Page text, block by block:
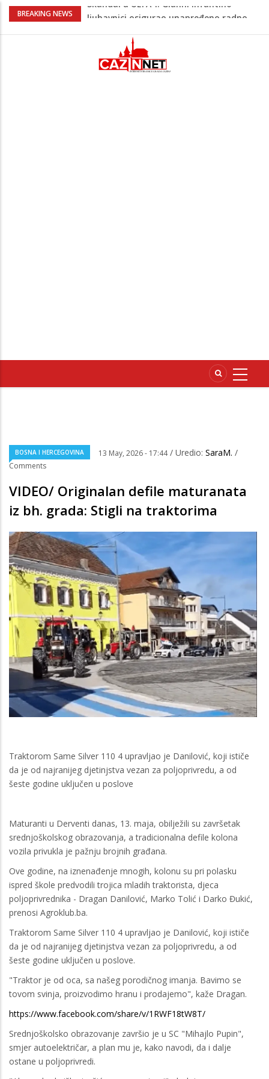
BREAKING NEWS
Kuhar otkrio kako pripremiti jaja
Stvari koje su djeca 80-ih radila bez
pitanja, a danas moraju tražiti
dopuštenje
BOSNA I HERCEGOVINA 13 May, 2026 - 17:44 / Uredio: SaraM. /
Comments
VIDEO/ Originalan defile maturanata
iz bh. grada: Stigli na traktorima
Traktorom Same Silver 110 4 upravljao je Danilović, koji ističe
da je od najranijeg djetinjstva vezan za poljoprivredu, a od
šeste godine uključen u poslove
Maturanti u Derventi danas, 13. maja, obilježili su završetak
srednjoškolskog obrazovanja, a tradicionalna defile kolona
vozila privukla je pažnju brojnih građana.
Ove godine, na iznenađenje mnogih, kolonu su pri polasku
ispred škole predvodili trojica mladih traktorista, djeca
poljoprivrednika - Dragan Danilović, Marko Tolić i Darko Đukić,
prenosi Agroklub.ba.
Traktorom Same Silver 110 4 upravljao je Danilović, koji ističe
da je od najranijeg djetinjstva vezan za poljoprivredu, a od
šeste godine uključen u poslove.
"Traktor je od oca, sa našeg porodičnog imanja. Bavimo se
tovom svinja, proizvodimo hranu i prodajemo", kaže Dragan.
https://www.facebook.com/share/v/1RWF18tW8T/
Srednjoškolsko obrazovanje završio je u SC "Mihajlo Pupin",
smjer autoelektričar, a plan mu je, kako navodi, da i dalje
ostane u poljoprivredi.